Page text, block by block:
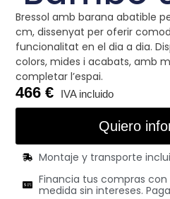
Bressol amb barana abatible
cm, dissenyat per oferir
funcionalitat en el dia a dia.
colors, mides i acabats, amb
completar l’espai.
466
Quiero
Montaje y transporte
Financia tus compras
medida sin intereses.